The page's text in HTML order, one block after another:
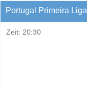
Portugal Primeira Liga
Zeit: 20:30